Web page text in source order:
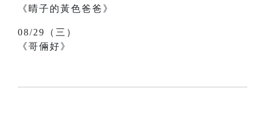
《晴子的黃色爸爸》
08/29（三）
《哥倆好》